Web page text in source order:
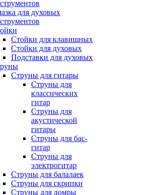
для духовых
Стойки для клавишных
Стойки для духовых
Подставки для духовых
Струны для гитары
Струны для
классических
гитар
Струны для
акустической
гитары
Струны для бас-
гитар
Струны для
электрогитар
Струны для балалаек
Струны для скрипки
Струны для домры